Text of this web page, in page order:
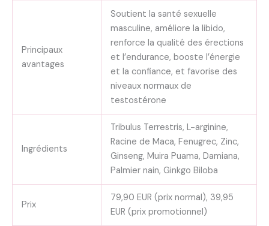
Principaux
avantages
Soutient la santé sexuelle
masculine, améliore la libido,
renforce la qualité des érections
et l’endurance, booste l’énergie
et la confiance, et favorise des
niveaux normaux de
testostérone
Ingrédients
Tribulus Terrestris, L-arginine,
Racine de Maca, Fenugrec, Zinc,
Ginseng, Muira Puama, Damiana,
Palmier nain, Ginkgo Biloba
Prix
79,90 EUR (prix normal), 39,95
EUR (prix promotionnel)